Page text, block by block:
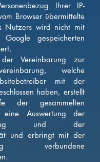
Ihrer IP-
Browser übermittelte
Nutzers wird nicht mit
gespeicherten
Vereinbarung zur
welche
mit der
haben, erstellt
der gesammelten
eine Auswertung der
und der
und erbringt mit der
verbundene